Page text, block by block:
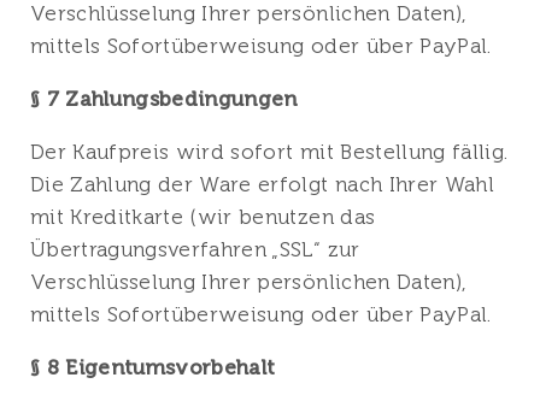
Verschlüsselung Ihrer persönlichen Daten),
mittels Sofortüberweisung oder über PayPal.
§ 7 Zahlungsbedingungen
Der Kaufpreis wird sofort mit Bestellung fällig.
Die Zahlung der Ware erfolgt nach Ihrer Wahl
mit Kreditkarte (wir benutzen das
Übertragungsverfahren „SSL“ zur
Verschlüsselung Ihrer persönlichen Daten),
mittels Sofortüberweisung oder über PayPal.
§ 8 Eigentumsvorbehalt